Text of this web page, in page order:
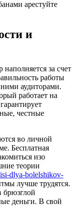
арестуйте
и
за счет
работы
аудиторами.
работает на
честные
во личной
Бесплатная
изо
теории
dlya-bolelshikov-
лучше трудятся.
брюзглой
деньги. В свой